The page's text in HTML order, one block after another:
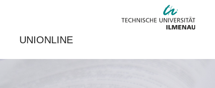
UNIONLINE